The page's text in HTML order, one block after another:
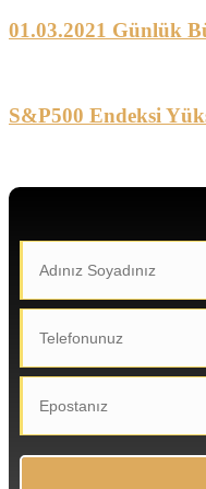
01.03.2021 Günlük
S&P500 Endeksi